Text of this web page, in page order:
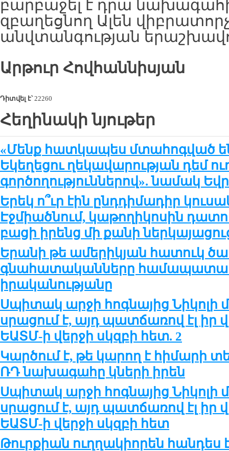
բարբաջել է դրա
զբաղեցնող Ալեն
անվտանգության
Արթուր Հովհաննիսյան
Դիտվել է՝22260
Հեղինակի նյութեր
«Մենք հատկապես մտահոգված
Եկեղեցու ղեկավարության դեմ
գործողություններով». նամակ
Երեկ ո՞ւր էին ընդդիմադիր
Էջմիածնում, կաթողիկոսին
բացի իրենց մի քանի
Երանի թե ամերիկյան հատուկ
գնահատականները
իրականությանը
Սպիտակ արջի հոգնայից
սրացում է, այդ պատճառով էլ իր
ԵԱՏՄ-ի վերջի սկզբի հետ. 2
Կարծում է, թե կարող է հիմարի
ՌԴ նախագահը կների իրեն
Սպիտակ արջի հոգնայից
սրացում է, այդ պատճառով էլ իր
ԵԱՏՄ-ի վերջի սկզբի հետ
Թուրքիան ուղղակիորեն հանդես